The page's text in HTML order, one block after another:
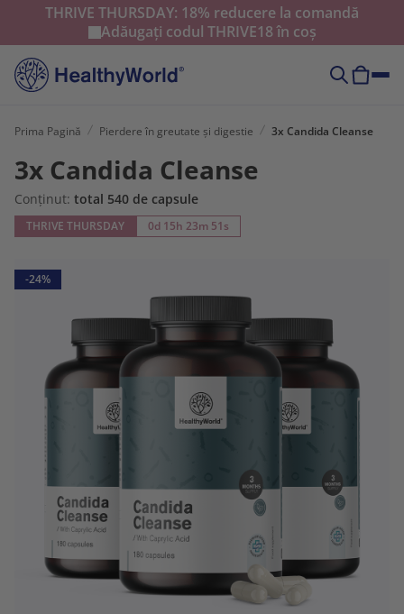
THRIVE THURSDAY: 18% reducere la comandă
Adăugați codul THRIVE18în coș
Prima Pagină Pierdere în greutate și digestie 3x Candida Cleanse
3x Candida Cleanse
Conținut: total 540 de capsule
THRIVE THURSDAY 0d 15h 23m 50s
-24%